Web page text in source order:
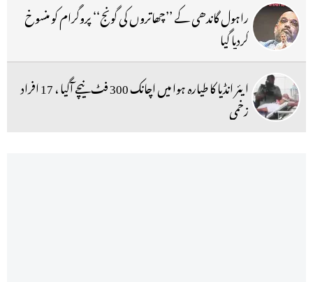
راہول گاندھی کے ’’چھاتروں کی گونج‘‘ پروگرام کو منسوخ
کردیا گیا
ایئر انڈیا کا طیارہ ہوا میں اچانک 300 فٹ نیچے آگیا ، 17 افراد
زخمی